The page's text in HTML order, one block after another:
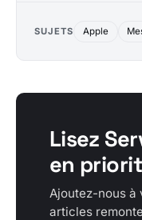
SUJETS Apple
Lisez
en
Ajoutez-nous à
articles